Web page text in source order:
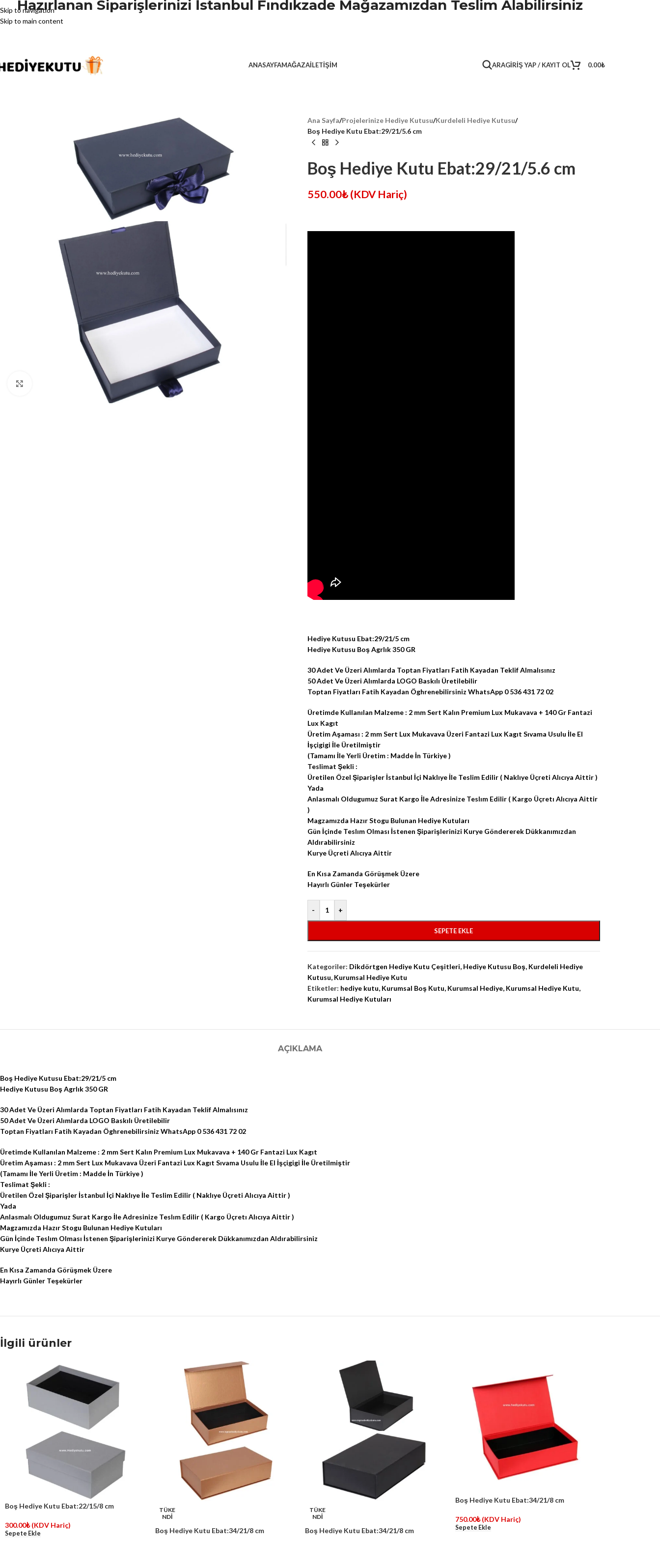
Skip to navigation
Skip to main content
Hazırlanan Siparişlerinizi İstanbul Fındıkzade Mağazamızdan Teslim Alabilirsiniz
ANASAYFAMAĞAZAİLETIŞIM ARAGIRIŞ YAP / KAYIT OL 0.00₺
Ana Sayfa/Projelerinize Hediye Kutusu/Kurdeleli Hediye Kutusu/
Boş Hediye Kutu Ebat:29/21/5.6 cm
Boş Hediye Kutu Ebat:29/21/5.6 cm
550.00₺(KDV Hariç)
Hediye Kutusu Ebat:29/21/5 cm
Hediye Kutusu Boş Agrlık 350 GR
30 Adet Ve Üzeri Alımlarda Toptan Fiyatları Fatih Kayadan Teklif Almalısınız
50 Adet Ve Üzeri Alımlarda LOGO Baskılı Üretilebilir
Toptan Fiyatları Fatih Kayadan Öghrenebilirsiniz WhatsApp 0 536 431 72 02
Üretimde Kullanılan Malzeme : 2 mm Sert Kalın Premium Lux Mukavava + 140 Gr Fantazi
Lux Kagıt
Üretim Aşaması : 2 mm Sert Lux Mukavava Üzeri Fantazi Lux Kagıt Sıvama Usulu İle El
İşçigigi İle Üretilmiştir
(Tamamı İle Yerli Üretim : Madde İn Türkiye )
Teslimat Şekli :
Üretilen Özel Şiparişler İstanbul İçi Naklıye İle Teslim Edilir ( Naklıye Üçreti Alıcıya Aittir )
Yada
Anlasmalı Oldugumuz Surat Kargo İle Adresinize Teslım Edilir ( Kargo Üçretı Alıcıya Aittir
)
Magzamızda Hazır Stogu Bulunan Hediye Kutuları
Gün İçinde Teslım Olması İstenen Şiparişlerinizi Kurye Göndererek Dükkanımızdan
Aldırabilirsiniz
Kurye Üçreti Alıcıya Aittir
En Kısa Zamanda Görüşmek Üzere
Hayırlı Günler Teşekürler
- +
SEPETE EKLE
Kategoriler: Dikdörtgen Hediye Kutu Çeşitleri, Hediye Kutusu Boş, Kurdeleli Hediye
Kutusu, Kurumsal Hediye Kutu
Etiketler: hediye kutu, Kurumsal Boş Kutu, Kurumsal Hediye, Kurumsal Hediye Kutu,
Kurumsal Hediye Kutuları
AÇIKLAMA
Boş Hediye Kutusu Ebat:29/21/5 cm
Hediye Kutusu Boş Agrlık 350 GR
30 Adet Ve Üzeri Alımlarda Toptan Fiyatları Fatih Kayadan Teklif Almalısınız
50 Adet Ve Üzeri Alımlarda LOGO Baskılı Üretilebilir
Toptan Fiyatları Fatih Kayadan Öghrenebilirsiniz WhatsApp 0 536 431 72 02
Üretimde Kullanılan Malzeme : 2 mm Sert Kalın Premium Lux Mukavava + 140 Gr Fantazi Lux Kagıt
Üretim Aşaması : 2 mm Sert Lux Mukavava Üzeri Fantazi Lux Kagıt Sıvama Usulu İle El İşçigigi İle Üretilmiştir
(Tamamı İle Yerli Üretim : Madde İn Türkiye )
Teslimat Şekli :
Üretilen Özel Şiparişler İstanbul İçi Naklıye İle Teslim Edilir ( Naklıye Üçreti Alıcıya Aittir )
Yada
Anlasmalı Oldugumuz Surat Kargo İle Adresinize Teslım Edilir ( Kargo Üçretı Alıcıya Aittir )
Magzamızda Hazır Stogu Bulunan Hediye Kutuları
Gün İçinde Teslım Olması İstenen Şiparişlerinizi Kurye Göndererek Dükkanımızdan Aldırabilirsiniz
Kurye Üçreti Alıcıya Aittir
En Kısa Zamanda Görüşmek Üzere
Hayırlı Günler Teşekürler
İlgili ürünler
Boş Hediye Kutu Ebat:22/15/8 cm
300.00₺ (KDV Hariç)
Sepete Ekle
TÜKE
NDİ
Boş Hediye Kutu Ebat:34/21/8 cm
TÜKE
NDİ
Boş Hediye Kutu Ebat:34/21/8 cm
Boş Hediye Kutu Ebat:34/21/8 cm
750.00₺ (KDV Hariç)
Sepete Ekle